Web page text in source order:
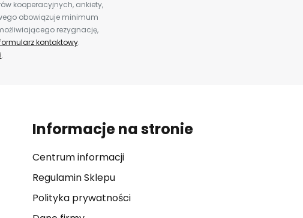
kooperacyjnych, ankiety,
obowiązuje minimum
rezygnację,
kontaktowy.
.
Informacje na stronie
Centrum informacji
Regulamin Sklepu
Polityka prywatności